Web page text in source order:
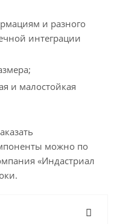
и разного
интеграции
и малостойкая
можно по
«Индастриал